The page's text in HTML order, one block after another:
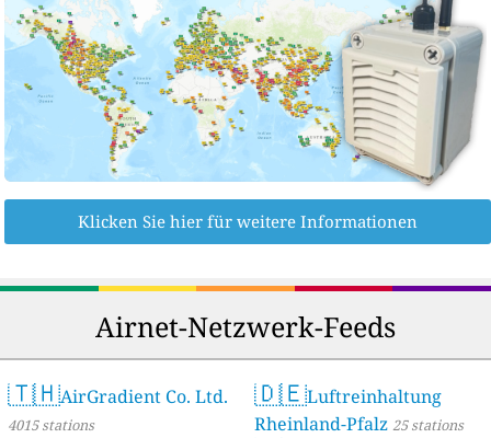
Klicken Sie hier für weitere Informationen
Airnet-Netzwerk-Feeds
🇹🇭AirGradient Co. Ltd.
4015 stations
🇩🇪Luftreinhaltung
Rheinland-Pfalz 25 stations